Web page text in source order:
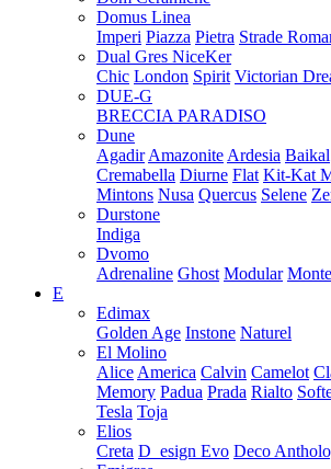
Domus Linea
Imperi Piazza Pietra Strade
Dual Gres NiceKer
Chic London Spirit Victorian
DUE-G
BRECCIA PARADISO
Dune
Agadir Amazonite Ardesia Baikal
Cremabella Diurne Flat Kit-Kat
Mintons Nusa Quercus Selene
Durstone
Indiga
Dvomo
Adrenaline Ghost Modular
E
Edimax
Golden Age Instone Naturel
El Molino
Alice America Calvin Camelot
Memory Padua Prada Rialto
Tesla Toja
Elios
Creta D_esign Evo Deco